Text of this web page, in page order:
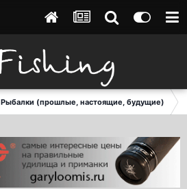
Рыбалки (прошлые, настоящие, будущие)